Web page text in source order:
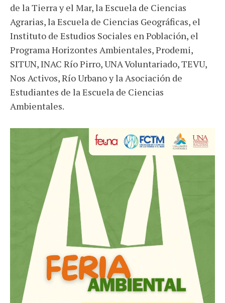
de la Tierra y el Mar, la Escuela de Ciencias
Agrarias, la Escuela de Ciencias Geográficas, el
Instituto de Estudios Sociales en Población, el
Programa Horizontes Ambientales, Prodemi,
SITUN, INAC Río Pirro, UNA Voluntariado, TEVU,
Nos Activos, Río Urbano y la Asociación de
Estudiantes de la Escuela de Ciencias
Ambientales.